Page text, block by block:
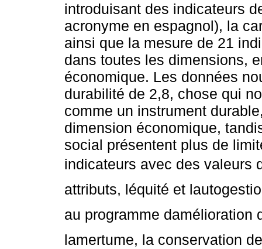
introduisant des indicateurs
acronyme en espagnol), la
ainsi que la mesure de 21
dans toutes les dimensions,
économique. Les données
durabilité de 2,8, chose qui
comme un instrument
dimension économique,
social présentent plus de
indicateurs avec des valeurs
attributs, léquité et
au programme
lamertume, la conservation